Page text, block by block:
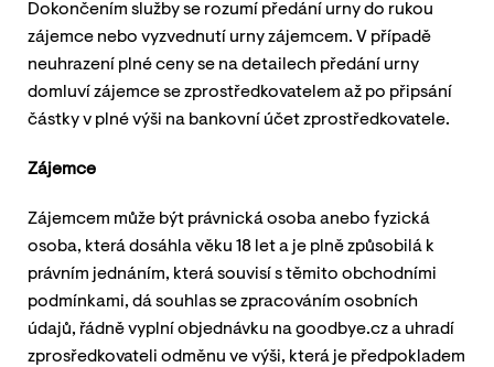
Dokončením služby se rozumí předání urny do rukou
zájemce nebo vyzvednutí urny zájemcem. V případě
neuhrazení plné ceny se na detailech předání urny
domluví zájemce se zprostředkovatelem až po připsání
částky v plné výši na bankovní účet zprostředkovatele.
Zájemce
Zájemcem může být právnická osoba anebo fyzická
osoba, která dosáhla věku 18 let a je plně způsobilá k
právním jednáním, která souvisí s těmito obchodními
podmínkami, dá souhlas se zpracováním osobních
údajů, řádně vyplní objednávku na goodbye.cz a uhradí
zprosředkovateli odměnu ve výši, která je předpokladem